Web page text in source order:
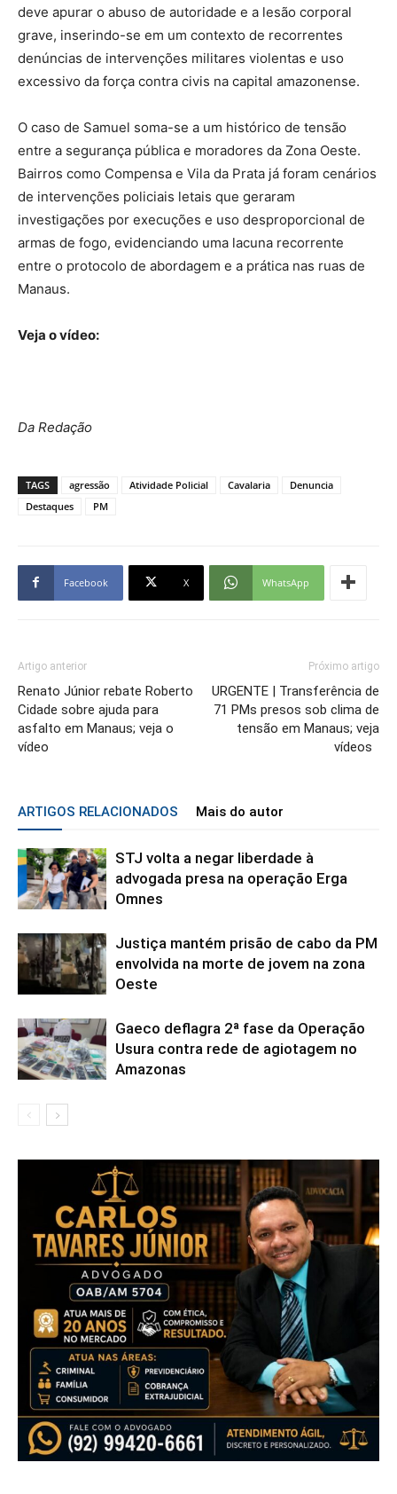
deve apurar o abuso de autoridade e a lesão corporal
grave, inserindo-se em um contexto de recorrentes
denúncias de intervenções militares violentas e uso
excessivo da força contra civis na capital amazonense.
O caso de Samuel soma-se a um histórico de tensão
entre a segurança pública e moradores da Zona Oeste.
Bairros como Compensa e Vila da Prata já foram cenários
de intervenções policiais letais que geraram
investigações por execuções e uso desproporcional de
armas de fogo, evidenciando uma lacuna recorrente
entre o protocolo de abordagem e a prática nas ruas de
Manaus.
Veja o vídeo:
Da Redação
TAGS agressão Atividade Policial Cavalaria
Denuncia
Destaques
PM
Facebook X WhatsApp
Artigo anterior
Renato Júnior rebate Roberto
Cidade sobre ajuda para
asfalto em Manaus; veja o
vídeo
Próximo artigo
URGENTE | Transferência de
71 PMs presos sob clima de
tensão em Manaus; veja
vídeos
ARTIGOS RELACIONADOS Mais do autor
STJ volta a negar liberdade à
advogada presa na operação Erga
Omnes
Justiça mantém prisão de cabo da PM
envolvida na morte de jovem na zona
Oeste
Gaeco deflagra 2ª fase da Operação
Usura contra rede de agiotagem no
Amazonas